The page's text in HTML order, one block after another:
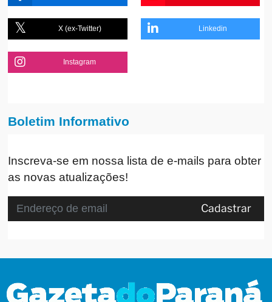
X (ex-Twitter) Linkedin
Instagram
Boletim Informativo
Inscreva-se em nossa lista de e-mails para obter
as novas atualizações!
Cadastrar